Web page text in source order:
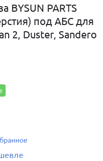
BYSUN PARTS
под АБС для
2, Duster, Sandero